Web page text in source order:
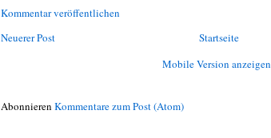
Kommentar veröffentlichen
Neuerer Post
Startseite
Mobile Version anzeigen
Abonnieren Kommentare zum Post (Atom)